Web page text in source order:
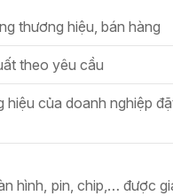
thương hiệu, bán hàng
theo yêu cầu
hiệu của doanh nghiệp
hình, pin, chip,… được